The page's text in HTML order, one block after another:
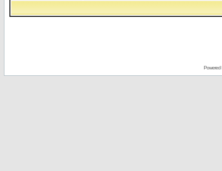
Powered